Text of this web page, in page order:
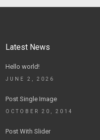
Latest News
Hello world!
JUNE 2, 2026
Post Single Image
OCTOBER 20, 2014
Post With Slider